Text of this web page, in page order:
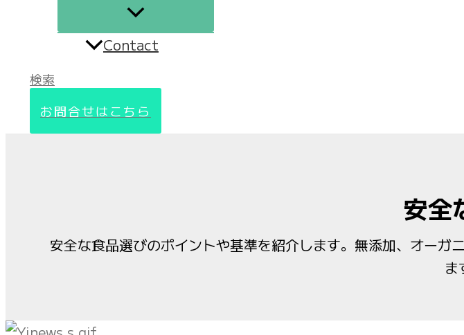
Contact
検索
お問合せはこちら
安全
安全な食品選びのポイントや基準を紹介します。無添加、オー
ま